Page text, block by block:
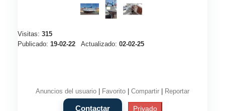
Visitas: 315
Publicado: 19-02-22 Actualizado: 02-02-25
Anuncios del usuario Favorito Compartir Reportar